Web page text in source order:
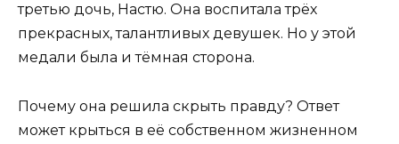
третью дочь, Настю. Она воспитала трёх
прекрасных, талантливых девушек. Но у этой
медали была и тёмная сторона.
Почему она решила скрыть правду? Ответ
может крыться в её собственном жизненном